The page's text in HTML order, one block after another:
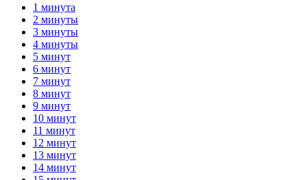
1 минута
2 минуты
3 минуты
4 минуты
5 минут
6 минут
7 минут
8 минут
9 минут
10 минут
11 минут
12 минут
13 минут
14 минут